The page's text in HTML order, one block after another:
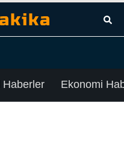
Haberler Ekonomi